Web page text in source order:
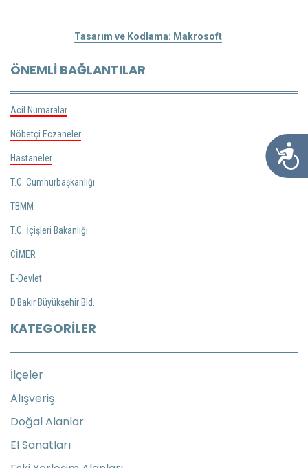
Tasarım ve Kodlama: Makrosoft
ÖNEMLI BAĞLANTILAR
Acil Numaralar
Nöbetçi Eczaneler
Hastaneler
T.C. Cumhurbaşkanlığı
TBMM
T.C. İçişleri Bakanlığı
CİMER
E-Devlet
D.Bakır Büyükşehir Bld.
KATEGORILER
İlçeler
Alışveriş
Doğal Alanlar
El Sanatları